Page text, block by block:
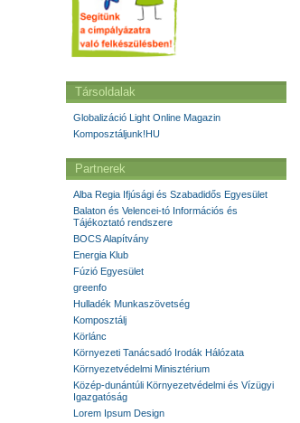
Társoldalak
Globalizáció Light Online Magazin
Komposztáljunk!HU
Partnerek
Alba Regia Ifjúsági és Szabadidős Egyesület
Balaton és Velencei-tó Információs és
Tájékoztató rendszere
BOCS Alapítvány
Energia Klub
Fúzió Egyesület
greenfo
Hulladék Munkaszövetség
Komposztálj
Körlánc
Környezeti Tanácsadó Irodák Hálózata
Környezetvédelmi Minisztérium
Közép-dunántúli Környezetvédelmi és Vízügyi
Igazgatóság
Lorem Ipsum Design